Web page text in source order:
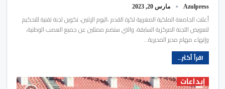
Azulpress مارس 20, 2023
أعلنت الجامعة الملكية المغربية لكرة القدم ،اليوم الإثنين، تكوين لجنة تقنية للتحكيم
لتعويض اللجنة المركزية السابقة، والتي ستضم ممثلين عن جميع العصب الوطنية،
وإنهاء مهام مدير المديرية…
اقرأ أكثر...
إبداعات